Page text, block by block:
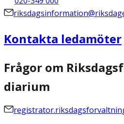
Kontakta ledamöter
Frågor om
diarium